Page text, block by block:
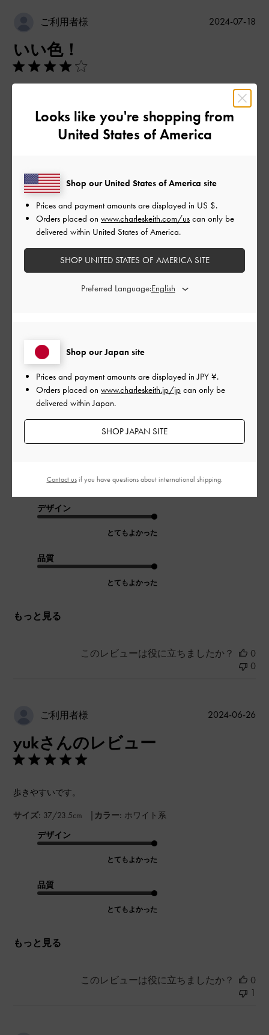
ご利用者様
いい色！
ただ少し重めかなと思います！
サイズは0. 5小さくしてちょうどよかったです！
品質
もっと見る
公
2024-07-18
ご利用者様
ホワイト
デザイン
とてもよかった
品質
とてもよかった
もっと見る
2024-06-30
このレビューは役に立ちましたか？
0
0
ご利用者様
yukさんのレビュー
歩きやすいです。
サイズ: 37/23.5cm | カラー: ホワイト系
デザイン
とてもよかった
品質
とてもよかった
もっと見る
公
2024-06-26
このレビューは役に立ちましたか？
0
1
Looks like you're shopping from
United States of America
Shop our Japan site
Prices and payment amounts are displayed inJPY ¥.
Orders placed on www.charleskeith.jp/jp can only be
delivered within Japan.
SHOP JAPAN SITE
Shop our United States of America site
Prices and payment amounts are displayed in US $.
Orders placed on www.charleskeith.com/us can only be
delivered within United States of America.
SHOP UNITED STATES OF AMERICA SITE
Preferred Language:
Contact usif you have questions about international shipping.